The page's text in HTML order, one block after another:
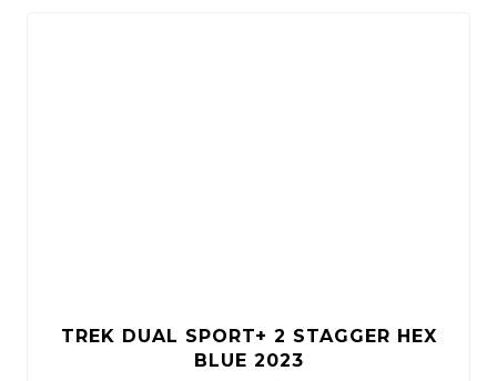
TREK DUAL SPORT+ 2 STAGGER HEX
BLUE 2023